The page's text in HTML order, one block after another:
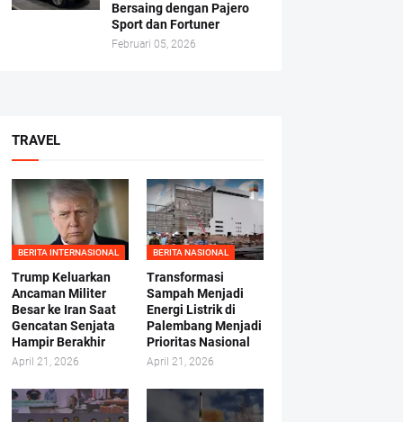
Bersaing dengan Pajero
Sport dan Fortuner
Februari 05, 2026
TRAVEL
BERITA INTERNASIONAL
Trump Keluarkan
Ancaman Militer
Besar ke Iran Saat
Gencatan Senjata
Hampir Berakhir
April 21, 2026
BERITA NASIONAL
Transformasi
Sampah Menjadi
Energi Listrik di
Palembang Menjadi
Prioritas Nasional
April 21, 2026